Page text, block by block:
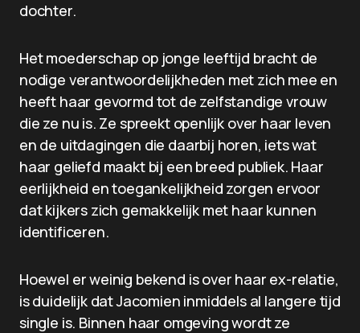
dochter.
Het moederschap op jonge leeftijd bracht de
nodige verantwoordelijkheden met zich mee en
heeft haar gevormd tot de zelfstandige vrouw
die ze nu is. Ze spreekt openlijk over haar leven
en de uitdagingen die daarbij horen, iets wat
haar geliefd maakt bij een breed publiek. Haar
eerlijkheid en toegankelijkheid zorgen ervoor
dat kijkers zich gemakkelijk met haar kunnen
identificeren.
Hoewel er weinig bekend is over haar ex-relatie,
is duidelijk dat Jacomien inmiddels al langere tijd
single is. Binnen haar omgeving wordt ze